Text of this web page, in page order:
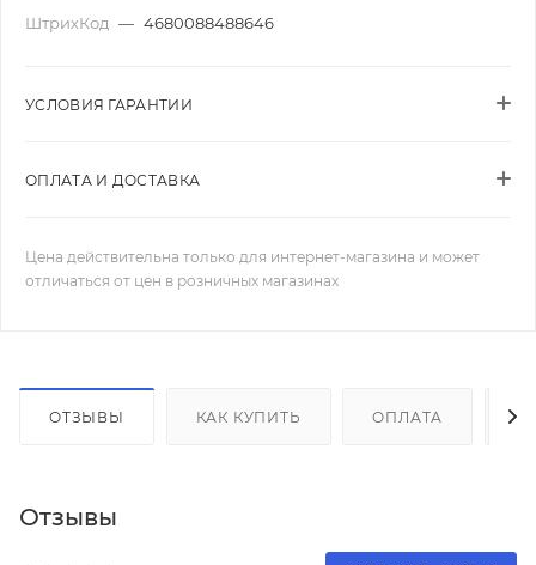
ШтрихКод — 4680088488646
УСЛОВИЯ ГАРАНТИИ
ОПЛАТА И ДОСТАВКА
Цена действительна только для интернет-магазина и может
отличаться от цен в розничных магазинах
ОТЗЫВЫ КАК КУПИТЬ ОПЛАТА
Отзывы